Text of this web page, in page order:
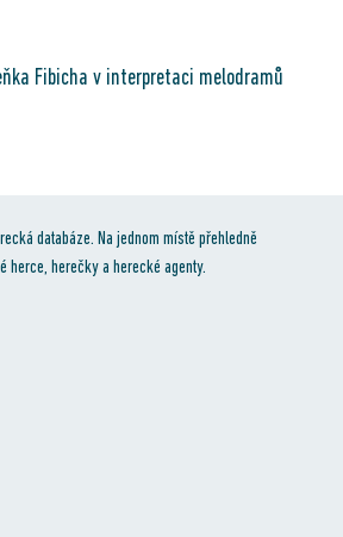
Fibicha v interpretaci melodramů
databáze. Na jednom místě přehledně
herce, herečky a herecké agenty.